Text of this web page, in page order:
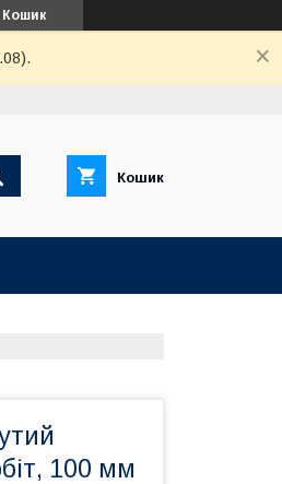
Кошик
Кошик
100 мм